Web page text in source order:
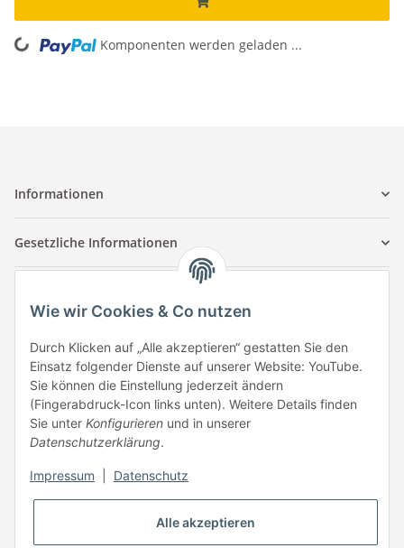
Loading... Komponenten werden geladen ...
Informationen
Gesetzliche Informationen
Tuccar GmbH
Raum A-123
Anton-Kux-Str.2
41460 Neuss
E-Mail: info @ megaphonic.de
Kundenservice
Mo - Fr 10:00 - 18:00
Mail: info @ megaphonic.de
Wie wir Cookies & Co nutzen
Durch Klicken auf „Alle akzeptieren“ gestatten Sie den
Einsatz folgender Dienste auf unserer Website: YouTube.
Sie können die Einstellung jederzeit ändern
(Fingerabdruck-Icon links unten). Weitere Details finden
Sie unter Konfigurieren und in unserer
Datenschutzerklärung.
Impressum Datenschutz
Alle akzeptieren